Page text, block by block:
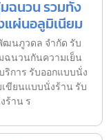
ฉนวน รวมทั้ง
ผ่นอลูมิเนียม
ฒนภูวดล จำกัด รับ
ฉนวนกันความเย็น
ริการ รับออกแบบนั่ง
ขียนแบบนั่งร้าน รับ
ร้าน ร